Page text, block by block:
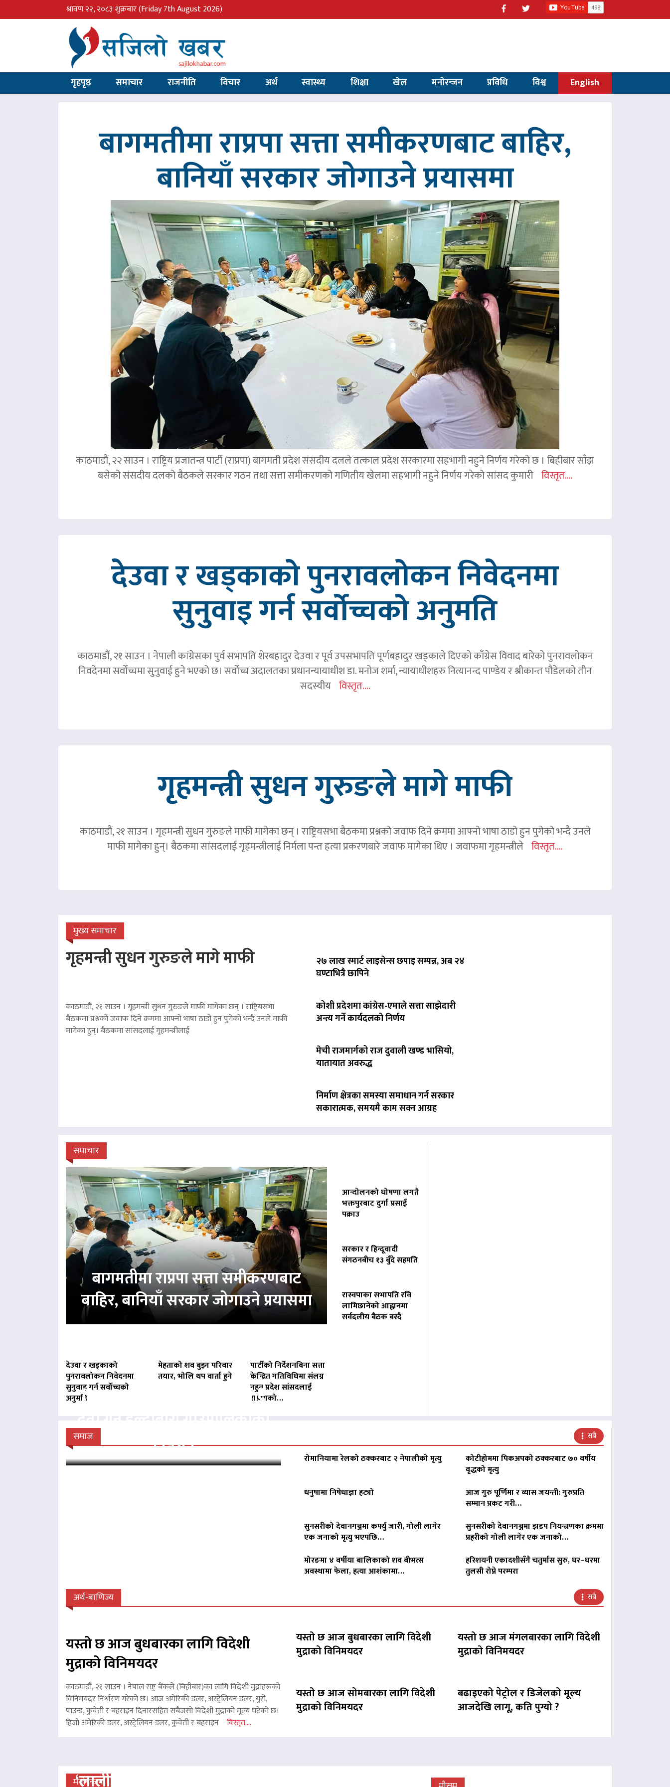
श्रावण २२, २०८३ शुक्रबार(Friday 7th August 2026)
गृहपृष्ठ समाचार राजनीति विचार अर्थ स्वास्थ्य शिक्षा खेल मनोरन्जन प्रविधि विश्व English
बागमतीमा राप्रपा सत्ता समीकरणबाट बाहिर,
बानियाँ सरकार जोगाउने प्रयासमा
काठमाडौं, २२ साउन । राष्ट्रिय प्रजातन्त्र पार्टी (राप्रपा) बागमती प्रदेश संसदीय दलले तत्काल प्रदेश सरकारमा सहभागी नहुने निर्णय गरेको छ । बिहीबार साँझ
बसेको संसदीय दलको बैठकले सरकार गठन तथा सत्ता समीकरणको गणितीय खेलमा सहभागी नहुने निर्णय गरेको सांसद कुमारी विस्तृत....
देउवा र खड्काको पुनरावलोकन निवेदनमा
सुनुवाइ गर्न सर्वोच्चको अनुमति
काठमाडौं, २१ साउन । नेपाली कांग्रेसका पुर्व सभापति शेरबहादुर देउवा र पूर्व उपसभापति पूर्णबहादुर खड्काले दिएको काँग्रेस विवाद बारेको पुनरावलोकन
निवदेनमा सर्वोच्चमा सुनुवाई हुने भएको छ। सर्वोच्च अदालतका प्रधानन्यायाधीश डा. मनोज शर्मा, न्यायाधीशहरु नित्यानन्द पाण्डेय र श्रीकान्त पौडेलको तीन
सदस्यीय विस्तृत....
गृहमन्त्री सुधन गुरुङले मागे माफी
काठमाडौं, २१ साउन । गृहमन्त्री सुधन गुरुङले माफी मागेका छन् । राष्ट्रियसभा बैठकमा प्रश्नको जवाफ दिने क्रममा आफ्नो भाषा ठाडो हुन पुगेको भन्दै उनले
माफी मागेका हुन्। बैठकमा सांसदलाई गृहमन्त्रीलाई निर्मला पन्त हत्या प्रकरणबारे जवाफ मागेका थिए । जवाफमा गृहमन्त्रीले विस्तृत....
मुख्य समाचार
गृहमन्त्री सुधन गुरुङले मागे माफी
काठमाडौं, २१ साउन । गृहमन्त्री सुधन गुरुङले माफी मागेका छन् । राष्ट्रियसभा
बैठकमा प्रश्नको जवाफ दिने क्रममा आफ्नो भाषा ठाडो हुन पुगेको भन्दै उनले माफी
मागेका हुन्। बैठकमा सांसदलाई गृहमन्त्रीलाई
२७ लाख स्मार्ट लाइसेन्स छपाइ सम्पन्न, अब २४
घण्टाभित्रै छापिने
कोशी प्रदेशमा कांग्रेस-एमाले सत्ता साझेदारी
अन्त्य गर्ने कार्यदलको निर्णय
मेची राजमार्गको राज दुवाली खण्ड भासियो,
यातायात अवरुद्ध
निर्माण क्षेत्रका समस्या समाधान गर्न सरकार
सकारात्मक, समयमै काम सक्न आग्रह
समाचार
बागमतीमा राप्रपा सत्ता समीकरणबाट
बाहिर, बानियाँ सरकार जोगाउने प्रयासमा
देउवा र खड्काको
पुनरावलोकन निवेदनमा
सुनुवाइ गर्न सर्वोच्चको
अनुमति
मेहताको शव बुझ्न परिवार
तयार, भोलि थप वार्ता हुने
पार्टीको निर्देशनबिना सत्ता
केन्द्रित गतिविधिमा संलग्न
नहुन प्रदेश सांसदलाई
राप्रपाको…
आन्दोलनको घोषणा लगतै
भक्तपुरबाट दुर्गा प्रसाईं
पक्राउ
सरकार र हिन्दूवादी
संगठनबीच १३ बुँदे सहमति
रास्वपाका सभापति रवि
लामिछानेको आह्वानमा
सर्वदलीय बैठक बस्दै
समाज सबै
बिना दर्ता सञ्चालित व्यवसायलाई
निर्देशन
रोमानियामा रेलको ठक्करबाट २ नेपालीको मृत्यु
कोटीहोममा पिकअपको ठक्करबाट ७० वर्षीय
वृद्धको मृत्यु
धनुषामा निषेधाज्ञा हट्यो
आज गुरु पूर्णिमा र व्यास जयन्ती: गुरुप्रति
सम्मान प्रकट गरी…
सुनसरीको देवानगञ्जमा कर्फ्यु जारी, गोली लागेर
एक जनाको मृत्यु भएपछि…
सुनसरीको देवानगञ्जमा झडप नियन्त्रणका क्रममा
प्रहरीको गोली लागेर एक जनाको…
मोरङमा ४ वर्षीया बालिकाको शव बीभत्स
अवस्थामा फेला, हत्या आशंकामा…
हरिशयनी एकादशीसँगै चतुर्मास सुरु, घर–घरमा
तुलसी रोप्ने परम्परा
अर्थ-बाणिज्य सबै
यस्तो छ आज बुधबारका लागि विदेशी
मुद्राको विनिमयदर
काठमाडौं, २१ साउन । नेपाल राष्ट्र बैंकले (बिहीबार)का लागि विदेशी मुद्राहरूको
विनिमयदर निर्धारण गरेको छ। आज अमेरिकी डलर, अस्ट्रेलियन डलर, युरो,
पाउन्ड, कुवेती र बहराइन दिनारसहित सबैजसो विदेशी मुद्राको मूल्य घटेको छ।
हिजो अमेरिकी डलर, अस्ट्रेलियन डलर, कुवेती र बहराइन विस्तृत....
यस्तो छ आज बुधबारका लागि विदेशी
मुद्राको विनिमयदर
यस्तो छ आज मंगलबारका लागि विदेशी
मुद्राको विनिमयदर
यस्तो छ आज सोमबारका लागि विदेशी
मुद्राको विनिमयदर
बढाइएको पेट्रोल र डिजेलको मूल्य
आजदेखि लागू, कति पुग्यो ?
मनोरन्जन